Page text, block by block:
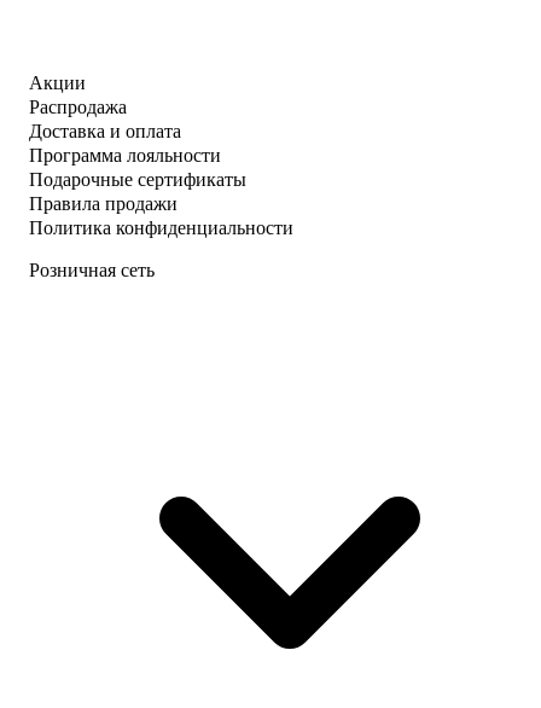
Акции
Распродажа
Доставка и оплата
Программа лояльности
Подарочные сертификаты
Правила продажи
Политика конфиденциальности
Розничная сеть